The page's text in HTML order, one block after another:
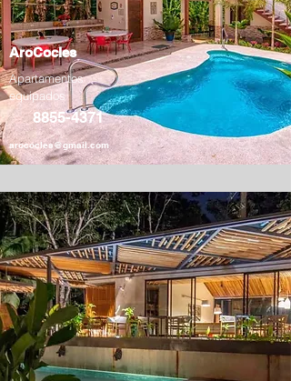
AroCocles
Apartamentos
equipados
8855-4371
arococles@gmail.com